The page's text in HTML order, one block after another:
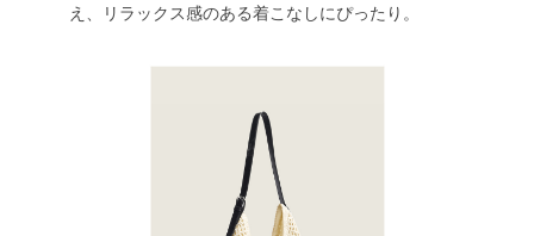
え、リラックス感のある着こなしにぴったり。